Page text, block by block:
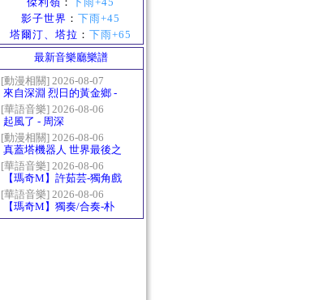
影子世界 ： 下雨+45
塔爾汀、塔拉 ： 下雨+65
最新音樂廳樂譜
[動漫相關] 2026-08-07
來自深淵 烈日的黃金鄉 -
Gravity
[華語音樂] 2026-08-06
起風了 - 周深
[動漫相關] 2026-08-06
真蓋塔機器人 世界最後之
日OP2 HEATS
[華語音樂] 2026-08-06
【瑪奇M】許茹芸-獨角戲
[華語音樂] 2026-08-06
【瑪奇M】獨奏/合奏-朴
樹-那些花兒